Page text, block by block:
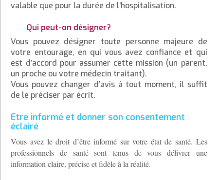
valable que pour la durée de l’hospitalisation.
Qui peut-on désigner?
Vous pouvez désigner toute personne majeure de
votre entourage, en qui vous avez confiance et qui
est d’accord pour assumer cette mission (un parent,
un proche ou votre médecin traitant).
Vous pouvez changer d’avis à tout moment, il suffit
de le préciser par écrit.
Etre informé et donner son consentement
éclairé
Vous avez le droit d’être informé sur votre état de santé. Les
professionnels de santé sont tenus de vous délivrer une
information claire, précise et fidèle à la réalité.